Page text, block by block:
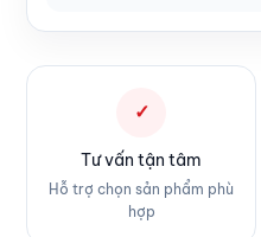
✓
Tư vấn tận tâm
Hỗ trợ chọn sản phẩm phù
hợp